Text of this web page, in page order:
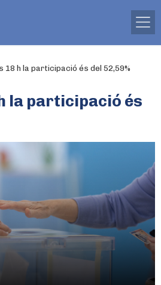
18 h la participació és del 52,59%
la participació és